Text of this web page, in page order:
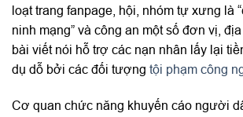
loạt trang fanpage, hội, nhóm tự xưng là
ninh mạng” và công an một số đơn vị,
bài viết nói hỗ trợ các nạn nhân lấy lại
dụ dỗ bởi các đối tượng tội phạm công
Cơ quan chức năng khuyến cáo người